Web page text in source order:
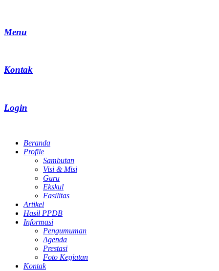
Menu
Kontak
Login
Beranda
Profile
Sambutan
Visi & Misi
Guru
Ekskul
Fasilitas
Artikel
Hasil PPDB
Informasi
Pengumuman
Agenda
Prestasi
Foto Kegiatan
Kontak